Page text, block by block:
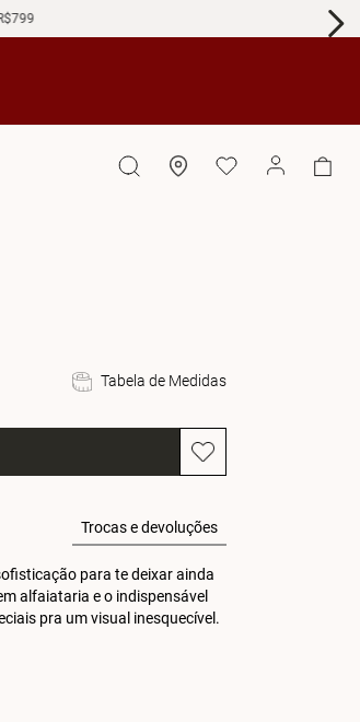
Tabela de Medidas
Trocas e devoluções
para te deixar ainda
alfaiataria e o indispensável
pra um visual inesquecível.